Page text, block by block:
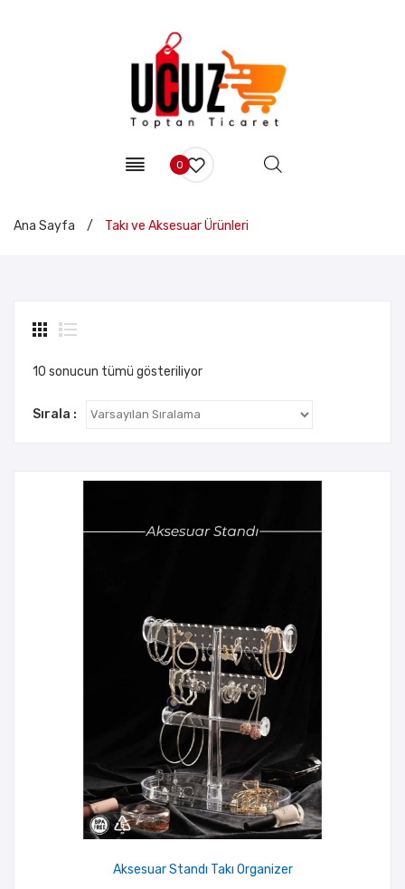
0
Ana Sayfa / Takı ve Aksesuar Ürünleri
10 sonucun tümü gösteriliyor
Sırala :
Aksesuar Standı Takı Organizer